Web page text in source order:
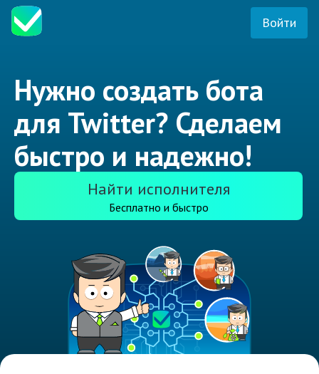
Войти
Нужно создать бота
для Twitter? Сделаем
быстро и надежно!
Найти исполнителя
Бесплатно и быстро